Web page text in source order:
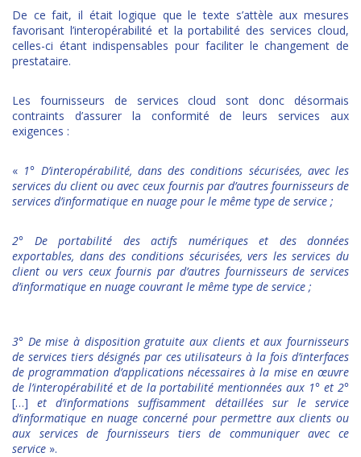
De ce fait, il était logique que le texte s’attèle aux mesures
favorisant l’interopérabilité et la portabilité des services cloud,
celles-ci étant indispensables pour faciliter le changement de
prestataire.
Les fournisseurs de services cloud sont donc désormais
contraints d’assurer la conformité de leurs services aux
exigences :
« 1° D’interopérabilité, dans des conditions sécurisées, avec les
services du client ou avec ceux fournis par d’autres fournisseurs de
services d’informatique en nuage pour le même type de service ;
2° De portabilité des actifs numériques et des données
exportables, dans des conditions sécurisées, vers les services du
client ou vers ceux fournis par d’autres fournisseurs de services
d’informatique en nuage couvrant le même type de service ;
3° De mise à disposition gratuite aux clients et aux fournisseurs
de services tiers désignés par ces utilisateurs à la fois d’interfaces
de programmation d’applications nécessaires à la mise en œuvre
de l’interopérabilité et de la portabilité mentionnées aux 1° et 2°
[…] et d’informations suffisamment détaillées sur le service
d’informatique en nuage concerné pour permettre aux clients ou
aux services de fournisseurs tiers de communiquer avec ce
service ».